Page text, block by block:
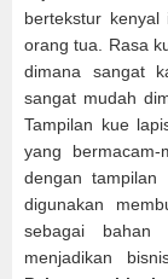
bertekstur
orang tua. Rasa
dimana sangat
sangat mudah
Tampilan kue
yang
dengan
digunakan
sebagai bahan
menjadikan